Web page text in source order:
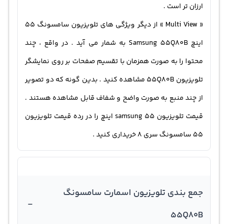
ارزان تر است .
« Multi View » از دیگر ویژگی های تلویزیون سامسونگ 55
اینچ Samsung 55Q80B به شمار می آید . در واقع ، چند
محتوا را به صورت همزمان با تقسیم صفحات بر روی نمایشگر
تلویزیون 55Q80B مشاهده کنید . بدین گونه که دو تصویر
از چند منبع به صورت واضح و شفاف قابل مشاهده هستند .
قیمت تلویزیون samsung 55 اینچ را در رده قیمت تلویزیون
۵۵ سامسونگ سری 8 خریداری کنید .
جمع بندی تلویزیون اسمارت سامسونگ
55Q80B
-